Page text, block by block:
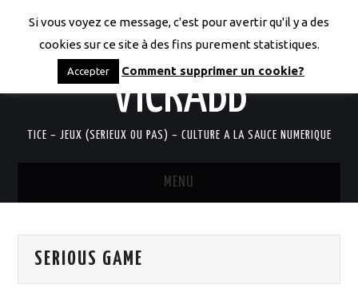
LES CODICES DE
VICRABB
TICE – JEUX (SERIEUX OU PAS) – CULTURE A LA SAUCE NUMERIQUE
MENU
QUI SUIS-JE?
SERIOUS GAME
Si vous voyez ce message, c'est pour avertir qu'il y a des
cookies sur ce site à des fins purement statistiques.
Accepter Comment supprimer un cookie?